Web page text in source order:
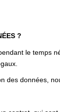
?
le temps
des données,